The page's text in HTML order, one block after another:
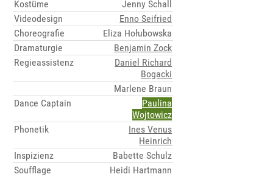
Kostüme
Jenny Schall
Videodesign
Enno Seifried
Choreografie
Eliza Hołubowska
Dramaturgie
Benjamin Zock
Regieassistenz
Daniel Richard
Bogacki
Marlene Braun
Dance Captain
Paulina
Wojtowicz
Phonetik
Ines Venus
Heinrich
Inspizienz
Babette Schulz
Soufflage
Heidi Hartmann